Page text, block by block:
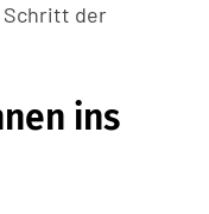
Schritt der
ins